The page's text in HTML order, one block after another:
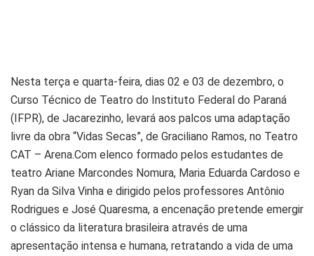
Nesta terça e quarta-feira, dias 02 e 03 de dezembro, o
Curso Técnico de Teatro do Instituto Federal do Paraná
(IFPR), de Jacarezinho, levará aos palcos uma adaptação
livre da obra “Vidas Secas”, de Graciliano Ramos, no Teatro
CAT – Arena.​Com elenco formado pelos estudantes de
teatro Ariane Marcondes Nomura, Maria Eduarda Cardoso e
Ryan da Silva Vinha e dirigido pelos professores Antônio
Rodrigues e José Quaresma, a encenação pretende emergir
o clássico da literatura brasileira através de uma
apresentação intensa e humana, retratando a vida de uma